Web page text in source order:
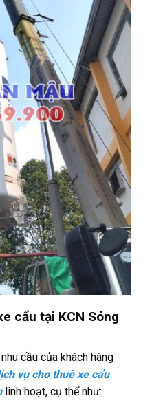
cẩu tại KCN Sóng
cầu của khách hàng
vụ cho thuê xe cẩu
linh hoạt, cụ thể như: